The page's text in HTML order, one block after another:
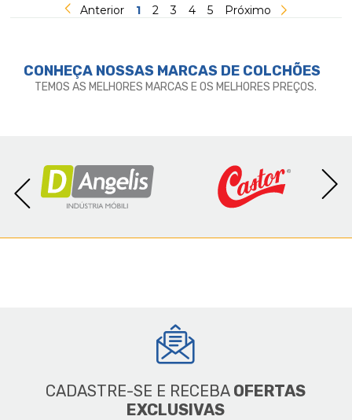
Anterior 1 2 3 4 5 Próximo
CONHEÇA NOSSAS MARCAS DE COLCHÕES
TEMOS AS MELHORES MARCAS E OS MELHORES PREÇOS.
CADASTRE-SE E RECEBA OFERTAS
EXCLUSIVAS